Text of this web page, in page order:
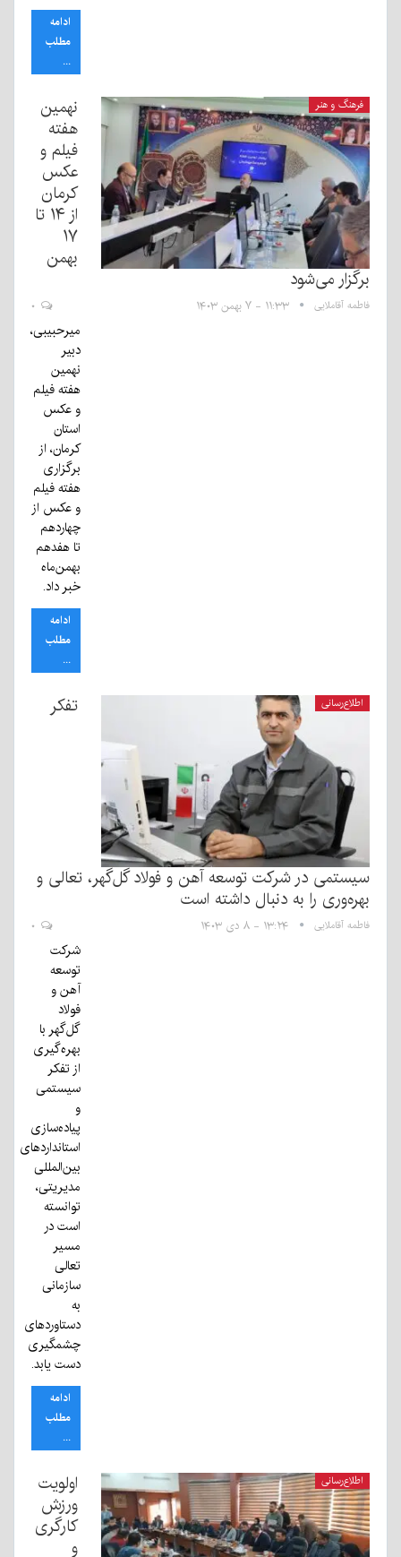
ادامه
مطلب
...
فرهنگ و هنر
نهمین
هفته
فیلم و
عکس
کرمان
از ۱۴ تا
۱۷
بهمن
برگزار می‌شود
فاطمه آقاملایی ۱۱:۳۳ - ۷ بهمن ۱۴۰۳
میرحبیبی،
دبیر
نهمین
هفته فیلم
و عکس
استان
کرمان، از
برگزاری
هفته فیلم
و عکس از
چهاردهم
تا هفدهم
بهمن‌ماه
خبر داد.
ادامه
مطلب
...
اطلاع‌رسانی تفکر
سیستمی در شرکت توسعه آهن و فولاد گل‌گهر، تعالی و
بهره‌وری را به دنبال داشته است
فاطمه آقاملایی ۱۳:۲۴ - ۸ دی ۱۴۰۳
شرکت
توسعه
آهن و
فولاد
گل‌گهر با
بهره‌گیری
از تفکر
سیستمی
و
پیاده‌سازی
استانداردهای
بین‌المللی
مدیریتی،
توانسته
است در
مسیر
تعالی
سازمانی
به
دستاوردهای
چشمگیری
دست یابد.
ادامه
مطلب
...
اطلاع‌رسانی
اولویت
ورزش
کارگری
و